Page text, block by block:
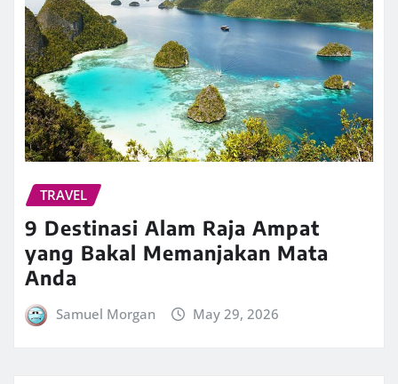
TRAVEL
9 Destinasi Alam Raja Ampat
yang Bakal Memanjakan Mata
Anda
Samuel Morgan May 29, 2026